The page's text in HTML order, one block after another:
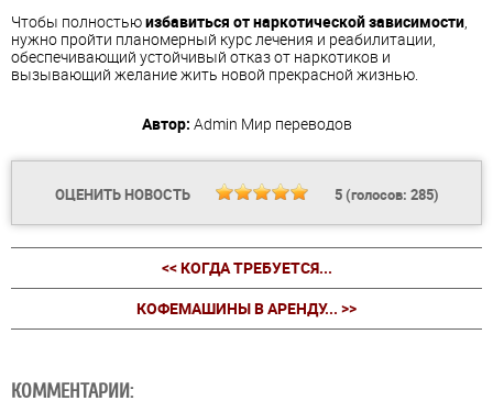
Чтобы полностьюизбавиться от наркотической зависимости,
нужно пройти планомерный курс лечения и реабилитации,
обеспечивающий устойчивый отказ от наркотиков и
вызывающий желание жить новой прекрасной жизнью.
Автор: Admin Мир переводов
ОЦЕНИТЬ НОВОСТЬ 5(голосов: 285)
<< КОГДА ТРЕБУЕТСЯ...
КОФЕМАШИНЫ В АРЕНДУ... >>
КОММЕНТАРИИ: